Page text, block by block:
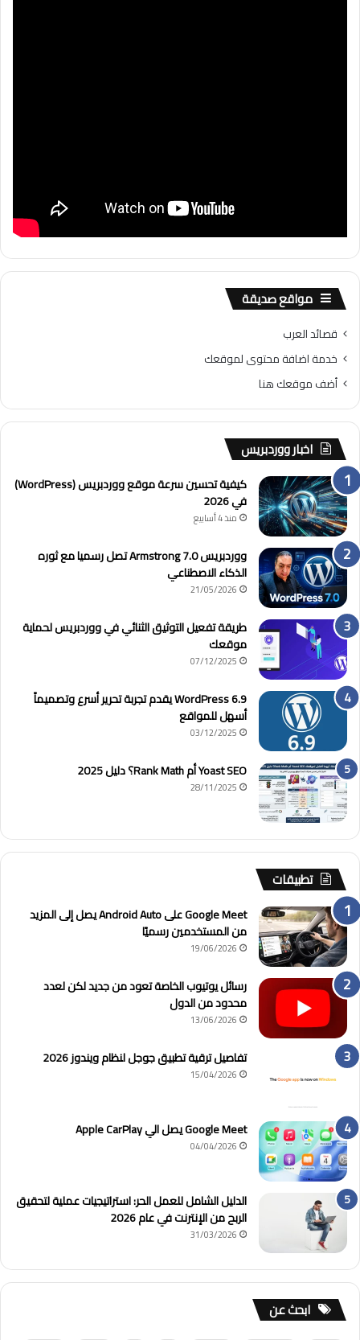
مواقع صديقة
قصائد العرب
خدمة اضافة محتوى لموقعك
أضف موقعك هنا
اخبار ووردبريس
كيفية تحسين سرعة موقع ووردبريس (WordPress)
في 2026
منذ 4 أسابيع
ووردبريس 7.0 Armstrong تصل رسميا مع ثوره
الذكاء الاصطناعي
21/05/2026
طريقة تفعيل التوثيق الثنائي في ووردبريس لحماية
موقعك
07/12/2025
WordPress 6.9 يقدم تجربة تحرير أسرع وتصميماً
أسهل للمواقع
03/12/2025
Yoast SEO أم Rank Math؟ دليل 2025
28/11/2025
تطبيقات
Google Meet على Android Auto يصل إلى المزيد
من المستخدمين رسميًا
19/06/2026
رسائل يوتيوب الخاصة تعود من جديد لكن لعدد
محدود من الدول
13/06/2026
تفاصيل ترقية تطبيق جوجل لنظام ويندوز 2026
15/04/2026
Google Meet يصل الي Apple CarPlay
04/04/2026
الدليل الشامل للعمل الحر: استراتيجيات عملية لتحقيق
الربح من الإنترنت في عام 2026
31/03/2026
ابحث عن